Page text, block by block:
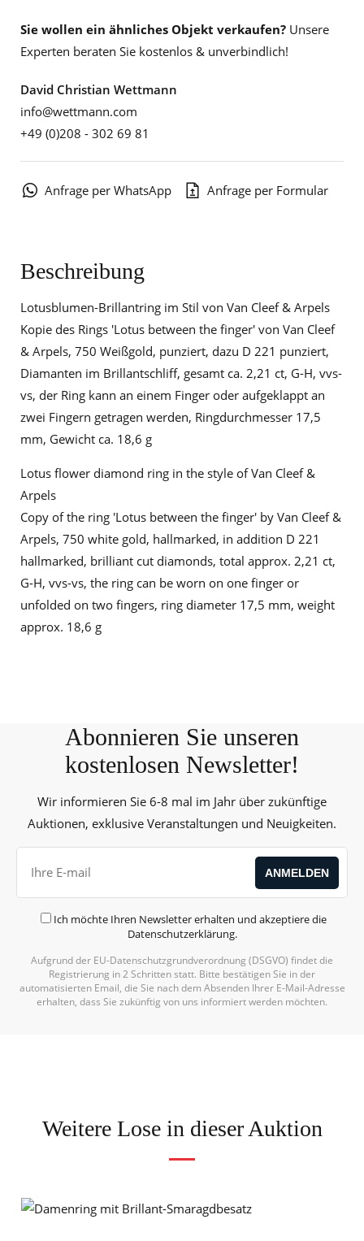
Sie wollen ein ähnliches Objekt verkaufen? Unsere
Experten beraten Sie kostenlos & unverbindlich!
David Christian Wettmann
info@wettmann.com
+49 (0)208 - 302 69 81
Anfrage per WhatsApp Anfrage per Formular
Beschreibung
Lotusblumen-Brillantring im Stil von Van Cleef & Arpels
Kopie des Rings 'Lotus between the finger' von Van Cleef
& Arpels, 750 Weißgold, punziert, dazu D 221 punziert,
Diamanten im Brillantschliff, gesamt ca. 2,21 ct, G-H, vvs-
vs, der Ring kann an einem Finger oder aufgeklappt an
zwei Fingern getragen werden, Ringdurchmesser 17,5
mm, Gewicht ca. 18,6 g
Lotus flower diamond ring in the style of Van Cleef &
Arpels
Copy of the ring 'Lotus between the finger' by Van Cleef &
Arpels, 750 white gold, hallmarked, in addition D 221
hallmarked, brilliant cut diamonds, total approx. 2,21 ct,
G-H, vvs-vs, the ring can be worn on one finger or
unfolded on two fingers, ring diameter 17,5 mm, weight
approx. 18,6 g
Abonnieren Sie unseren
kostenlosen Newsletter!
Wir informieren Sie 6-8 mal im Jahr über zukünftige
Auktionen, exklusive Veranstaltungen und Neuigkeiten.
Ich möchte Ihren Newsletter erhalten und akzeptiere die
Datenschutzerklärung.
Aufgrund der EU-Datenschutzgrundverordnung (DSGVO) findet die
Registrierung in 2 Schritten statt. Bitte bestätigen Sie in der
automatisierten Email, die Sie nach dem Absenden Ihrer E-Mail-Adresse
erhalten, dass Sie zukünftig von uns informiert werden möchten.
Weitere Lose in dieser Auktion